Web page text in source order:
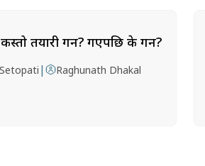
तयारी गर्ने? गएपछि के गर्ने?
Setopati | Raghunath Dhakal